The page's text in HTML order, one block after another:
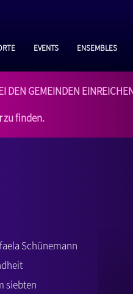
Events Ensembles
den Gemeinden
zu finden.
Schünemann
siebten